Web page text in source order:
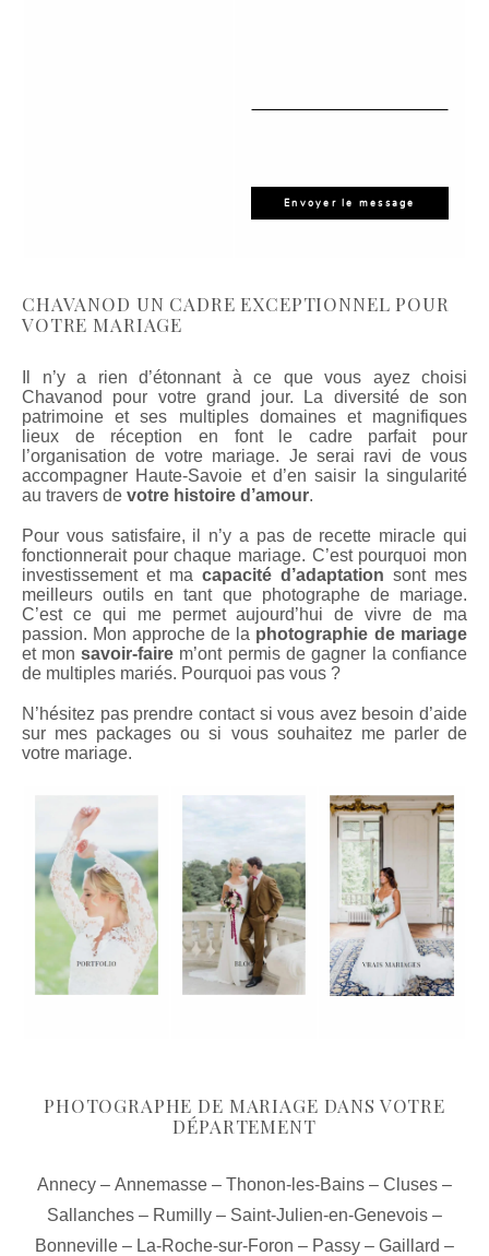
CHAVANOD UN CADRE EXCEPTIONNEL POUR
VOTRE MARIAGE
Il n’y a rien d’étonnant à ce que vous ayez choisi
Chavanod pour votre grand jour. La diversité de son
patrimoine et ses multiples domaines et magnifiques
lieux de réception en font le cadre parfait pour
l’organisation de votre mariage. Je serai ravi de vous
accompagner Haute-Savoie et d’en saisir la singularité
au travers de votre histoire d’amour.
Pour vous satisfaire, il n’y a pas de recette miracle qui
fonctionnerait pour chaque mariage. C’est pourquoi mon
investissement et ma capacité d’adaptation sont mes
meilleurs outils en tant que photographe de mariage.
C’est ce qui me permet aujourd’hui de vivre de ma
passion. Mon approche de la photographie de mariage
et mon savoir-faire m’ont permis de gagner la confiance
de multiples mariés. Pourquoi pas vous ?
N’hésitez pas prendre contact si vous avez besoin d’aide
sur mes packages ou si vous souhaitez me parler de
votre mariage.
PHOTOGRAPHE DE MARIAGE DANS VOTRE
DÉPARTEMENT
Annecy – Annemasse – Thonon-les-Bains – Cluses –
Sallanches – Rumilly – Saint-Julien-en-Genevois –
Bonneville – La-Roche-sur-Foron – Passy – Gaillard –